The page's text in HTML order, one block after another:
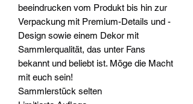
beeindrucken vom Produkt bis hin zur
Verpackung mit Premium-Details und -
Design sowie einem Dekor mit
Sammlerqualität, das unter Fans
bekannt und beliebt ist. Möge die Macht
mit euch sein!
Sammlerstück selten